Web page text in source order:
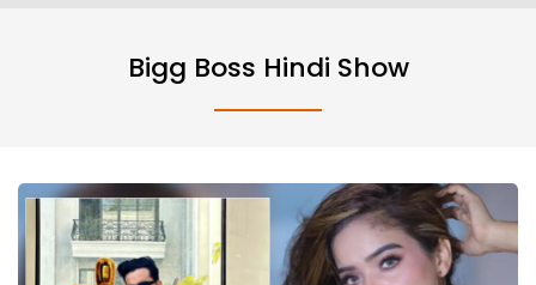
Bigg Boss Hindi Show